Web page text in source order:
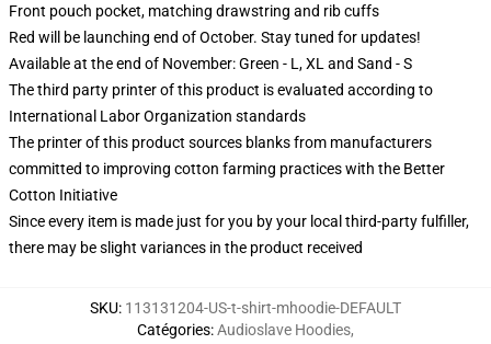
Front pouch pocket, matching drawstring and rib cuffs
Red will be launching end of October. Stay tuned for updates!
Available at the end of November: Green - L, XL and Sand - S
The third party printer of this product is evaluated according to
International Labor Organization standards
The printer of this product sources blanks from manufacturers
committed to improving cotton farming practices with the Better
Cotton Initiative
Since every item is made just for you by your local third-party fulfiller,
there may be slight variances in the product received
SKU: 113131204-US-t-shirt-mhoodie-DEFAULT
Catégories:Audioslave Hoodies,